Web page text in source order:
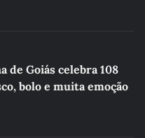
de Goiás celebra 108
bolo e muita emoção